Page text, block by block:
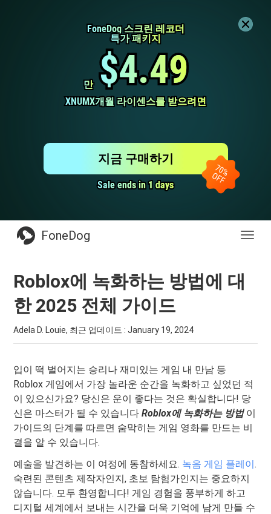
FoneDog 스크린 레코더
FoneDog 스크린 레코더
특가 패키지
특가 패키지
만
만 $4.49
$4.49
XNUMX개월 라이센스를 받으려면
XNUMX개월 라이센스를 받으려면
Sale ends in 1 days
Sale ends in 1 days
지금 구매하기
전
FoneDog
Roblox에 녹화하는 방법에 대
한 2025 전체 가이드
Adela D. Louie, 최근 업데이트 :January 19, 2024
입이 떡 벌어지는 승리나 재미있는 게임 내 만남 등
Roblox 게임에서 가장 놀라운 순간을 녹화하고 싶었던 적
이 있으신가요? 당신은 운이 좋다는 것은 확실합니다! 당
신은 마스터가 될 수 있습니다Roblox에 녹화하는 방법이
가이드의 단계를 따르면 숨막히는 게임 영화를 만드는 비
결을 알 수 있습니다.
예술을 발견하는 이 여정에 동참하세요. 녹음 게임 플레이.
숙련된 콘텐츠 제작자인지, 초보 탐험가인지는 중요하지
않습니다. 모두 환영합니다! 게임 경험을 풍부하게 하고
디지털 세계에서 보내는 시간을 더욱 기억에 남게 만들 수